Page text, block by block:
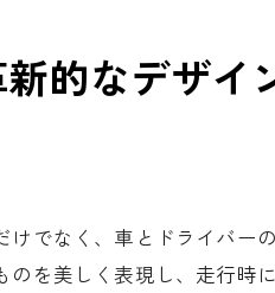
イス
方
的なデザイ
でなく、車とドライバー
を美しく表現し、走行